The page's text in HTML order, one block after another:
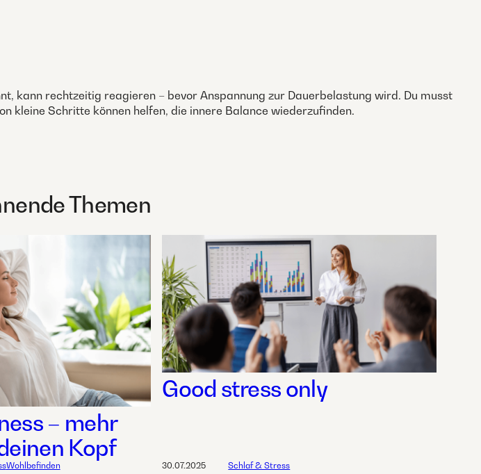
kann rechtzeitig reagieren – bevor Anspannung zur Dauerbelastung wird. Du musst
kleine Schritte können helfen, die innere Balance wiederzufinden.
Themen
– mehr
Kopf
Wohlbefinden 30.07.2025
Good stress only
Schlaf & Stress